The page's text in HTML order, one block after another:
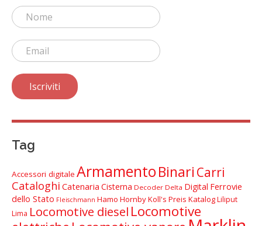
Tag
Accessori digitale ArmamentoBinari Carri
Cataloghi Catenaria Cisterna Decoder Delta Digital Ferrovie
dello Stato Fleischmann Hamo HornbyKoll's Preis KatalogLiliput
Lima Locomotive diesel Locomotive